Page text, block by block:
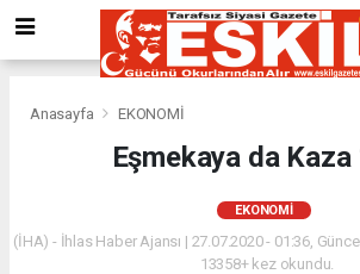
Anasayfa EKONOMİ
Eşmekaya da Kaza
EKONOMİ
(İHA) - İhlas Haber Ajansı | 27.07.2020 - 01:36,
13358+ kez okundu.